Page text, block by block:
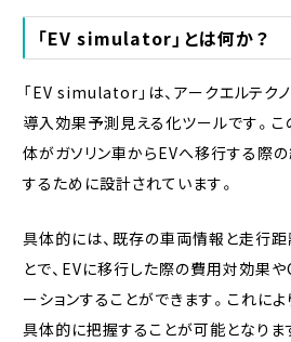
「EV simulator」とは何か？
「EV simulator」は、アークエルテク
導入効果予測見える化ツールです。こ
体がガソリン車からEVへ移行する際
するために設計されています。
具体的には、既存の車両情報と走行
とで、EVに移行した際の費用対効果
ーションすることができます。これによ
具体的に把握することが可能となりま